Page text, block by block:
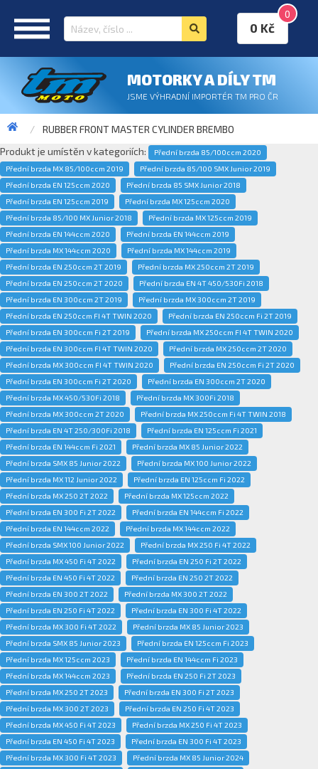
0
0 Kč
MOTORKY A DÍLY TM
JSME VÝHRADNÍ IMPORTÉR TM PRO ČR
RUBBER FRONT MASTER CYLINDER BREMBO
Produkt je umístěn v kategoriích:
Přední brzda 85/100ccm 2020
Přední brzda MX 85/100ccm 2019
Přední brzda 85/100 SMX Junior 2019
Přední brzda EN 125ccm 2020
Přední brzda 85 SMX Junior 2018
Přední brzda EN 125ccm 2019
Přední brzda MX 125ccm 2020
Přední brzda 85/100 MX Junior 2018
Přední brzda MX 125ccm 2019
Přední brzda EN 144ccm 2020
Přední brzda EN 144ccm 2019
Přední brzda MX 144ccm 2020
Přední brzda MX 144ccm 2019
Přední brzda EN 250ccm 2T 2019
Přední brzda MX 250ccm 2T 2019
Přední brzda EN 250ccm 2T 2020
Přední brzda EN 4T 450/530Fi 2018
Přední brzda EN 300ccm 2T 2019
Přední brzda MX 300ccm 2T 2019
Přední brzda EN 250ccm FI 4T TWIN 2020
Přední brzda EN 250ccm Fi 2T 2019
Přední brzda EN 300ccm Fi 2T 2019
Přední brzda MX 250ccm FI 4T TWIN 2020
Přední brzda EN 300ccm FI 4T TWIN 2020
Přední brzda MX 250ccm 2T 2020
Přední brzda MX 300ccm FI 4T TWIN 2020
Přední brzda EN 250ccm Fi 2T 2020
Přední brzda EN 300ccm Fi 2T 2020
Přední brzda EN 300ccm 2T 2020
Přední brzda MX 450/530Fi 2018
Přední brzda MX 300Fi 2018
Přední brzda MX 300ccm 2T 2020
Přední brzda MX 250ccm Fi 4T TWIN 2018
Přední brzda EN 4T 250/300Fi 2018
Přední brzda EN 125ccm Fi 2021
Přední brzda EN 144ccm Fi 2021
Přední brzda MX 85 Junior 2022
Přední brzda SMX 85 Junior 2022
Přední brzda MX 100 Junior 2022
Přední brzda MX 112 Junior 2022
Přední brzda EN 125ccm Fi 2022
Přední brzda MX 250 2T 2022
Přední brzda MX 125ccm 2022
Přední brzda EN 300 Fi 2T 2022
Přední brzda EN 144ccm Fi 2022
Přední brzda EN 144ccm 2022
Přední brzda MX 144ccm 2022
Přední brzda SMX 100 Junior 2022
Přední brzda MX 250 Fi 4T 2022
Přední brzda MX 450 Fi 4T 2022
Přední brzda EN 250 Fi 2T 2022
Přední brzda EN 450 Fi 4T 2022
Přední brzda EN 250 2T 2022
Přední brzda EN 300 2T 2022
Přední brzda MX 300 2T 2022
Přední brzda EN 250 Fi 4T 2022
Přední brzda EN 300 Fi 4T 2022
Přední brzda MX 300 Fi 4T 2022
Přední brzda MX 85 Junior 2023
Přední brzda SMX 85 Junior 2023
Přední brzda EN 125ccm Fi 2023
Přední brzda MX 125ccm 2023
Přední brzda EN 144ccm Fi 2023
Přední brzda MX 144ccm 2023
Přední brzda EN 250 Fi 2T 2023
Přední brzda MX 250 2T 2023
Přední brzda EN 300 Fi 2T 2023
Přední brzda MX 300 2T 2023
Přední brzda EN 250 Fi 4T 2023
Přední brzda MX 450 Fi 4T 2023
Přední brzda MX 250 Fi 4T 2023
Přední brzda EN 450 Fi 4T 2023
Přední brzda EN 300 Fi 4T 2023
Přední brzda MX 300 Fi 4T 2023
Přední brzda MX 85 Junior 2024